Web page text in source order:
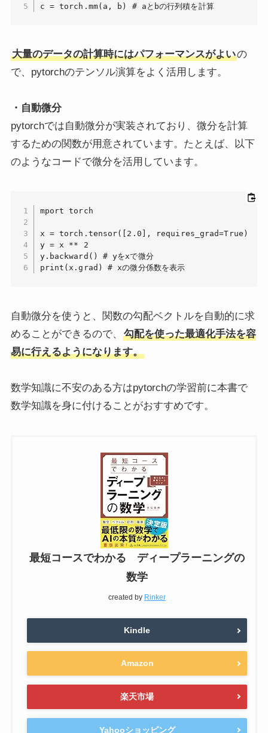
c = torch.mm(a, b) # aとbの行列積を計算
大量のデータの計算時にはパフォーマンスがよいの
で、pytorchのテンソル演算をよく活用します。
・自動微分
pytorchでは自動微分が実装されており、微分を計算
するための関数が用意されています。たとえば、以下
のようなコードで微分を活用しています。
mport torch
x = torch.tensor([2.0], requires_grad=True)
y = x ** 2
y.backward() # yをxで微分
print(x.grad) # xの微分係数を表示
自動微分を使うと、関数の勾配ベクトルを自動的に求
めることができるので、
勾配を使った最適化手法を容
易に行えるようになります。
数学知識に不安のある方はpytorchの学習前に本書で
数学知識を身に付けることがおすすめです。
最短コースでわかる ディープラーニングの
数学
created by Rinker
Kindle
Amazon
楽天市場
Yahooショッピング